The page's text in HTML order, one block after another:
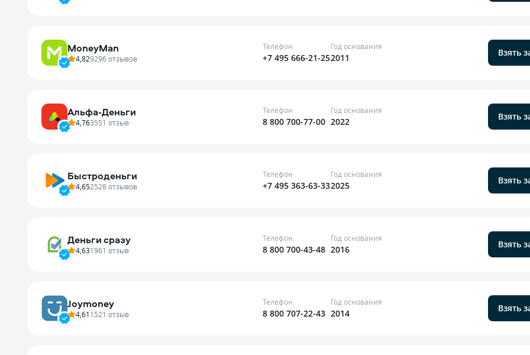
MoneyMan
4,829296отзывов
Телефон
+7 495 666-21-25
Год основания
2011 Взять
Альфа-Деньги
4,763551 отзыв
Телефон
8 800 700-77-00
Год основания
2022 Взять
Быстроденьги
4,652528отзывов
Телефон
+7 495 363-63-33
Год основания
2025 Взять
Деньги сразу
4,631961 отзыв
Телефон
8 800 700-43-48
Год основания
2016 Взять
Joymoney
4,611521 отзыв
Телефон
8 800 707-22-43
Год основания
2014 Взять